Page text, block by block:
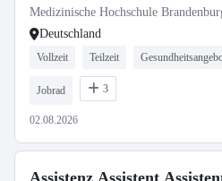
Medizinische Hochschule
Deutschland
Vollzeit Teilzeit
Jobrad 3
02.08.2026
Assistenz Assistent